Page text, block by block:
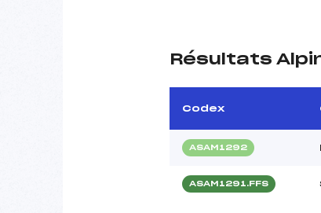
Résultats
Codex
ASAM1292
ASAM1291.FFS